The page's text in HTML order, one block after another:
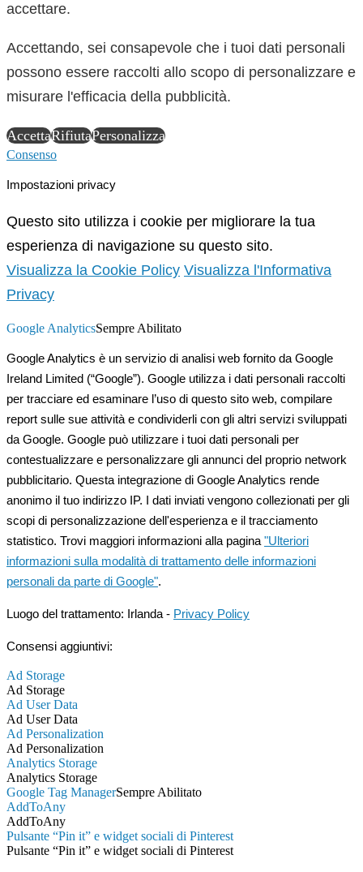
accettare.
Accettando, sei consapevole che i tuoi dati personali
possono essere raccolti allo scopo di personalizzare e
misurare l'efficacia della pubblicità.
AccettaRifiutaPersonalizza
Consenso
Impostazioni privacy
Questo sito utilizza i cookie per migliorare la tua
esperienza di navigazione su questo sito.
Visualizza la Cookie Policy Visualizza l'Informativa
Privacy
Google AnalyticsSempre Abilitato
Google Analytics è un servizio di analisi web fornito da Google
Ireland Limited (“Google”). Google utilizza i dati personali raccolti
per tracciare ed esaminare l’uso di questo sito web, compilare
report sulle sue attività e condividerli con gli altri servizi sviluppati
da Google. Google può utilizzare i tuoi dati personali per
contestualizzare e personalizzare gli annunci del proprio network
pubblicitario. Questa integrazione di Google Analytics rende
anonimo il tuo indirizzo IP. I dati inviati vengono collezionati per gli
scopi di personalizzazione dell'esperienza e il tracciamento
statistico. Trovi maggiori informazioni alla pagina"Ulteriori
informazioni sulla modalità di trattamento delle informazioni
personali da parte di Google".
Luogo del trattamento: Irlanda - Privacy Policy
Consensi aggiuntivi:
Ad Storage
Ad Storage
Ad User Data
Ad User Data
Ad Personalization
Ad Personalization
Analytics Storage
Analytics Storage
Google Tag ManagerSempre Abilitato
AddToAny
AddToAny
Pulsante “Pin it” e widget sociali di Pinterest
Pulsante “Pin it” e widget sociali di Pinterest